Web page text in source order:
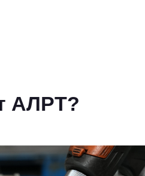
АЛРТ?